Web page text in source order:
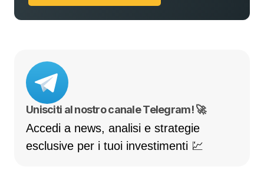
Unisciti al nostro canale Telegram! 🚀
Accedi a news, analisi e strategie
esclusive per i tuoi investimenti 💹